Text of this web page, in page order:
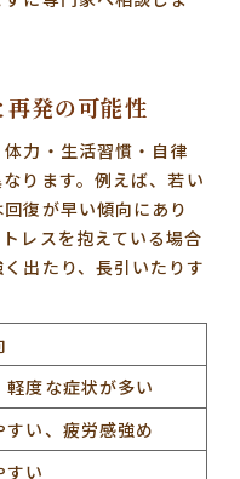
発の可能性
力・生活習慣・自律
ります。例えば、若い
復が早い傾向にあり
レスを抱えている場合
出たり、長引いたりす
度な症状が多い
い、疲労感強め
すい